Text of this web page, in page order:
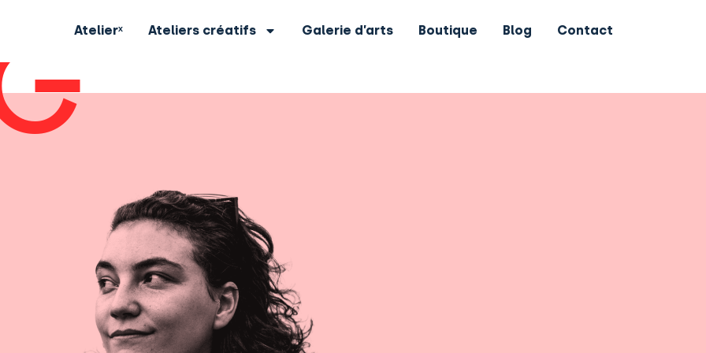
Atelierˣ Ateliers créatifs Galerie d’arts Boutique Blog Contact